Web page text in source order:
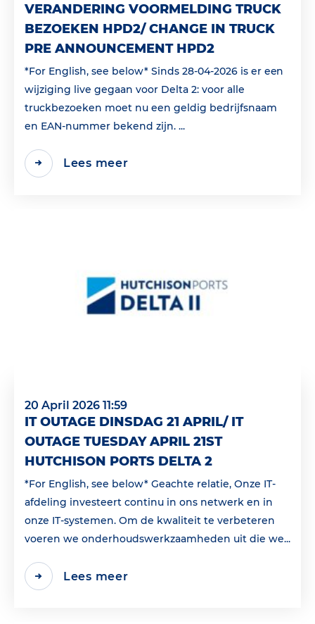
VERANDERING VOORMELDING TRUCK
BEZOEKEN HPD2/ CHANGE IN TRUCK
PRE ANNOUNCEMENT HPD2
*For English, see below* Sinds 28-04-2026 is er een
wijziging live gegaan voor Delta 2: voor alle
truckbezoeken moet nu een geldig bedrijfsnaam
en EAN‑nummer bekend zijn. ...
Lees meer
20 April 2026 11:59
IT OUTAGE DINSDAG 21 APRIL/ IT
OUTAGE TUESDAY APRIL 21ST
HUTCHISON PORTS DELTA 2
*For English, see below* Geachte relatie, Onze IT-
afdeling investeert continu in ons netwerk en in
onze IT-systemen. Om de kwaliteit te verbeteren
voeren we onderhoudswerkzaamheden uit die we...
Lees meer